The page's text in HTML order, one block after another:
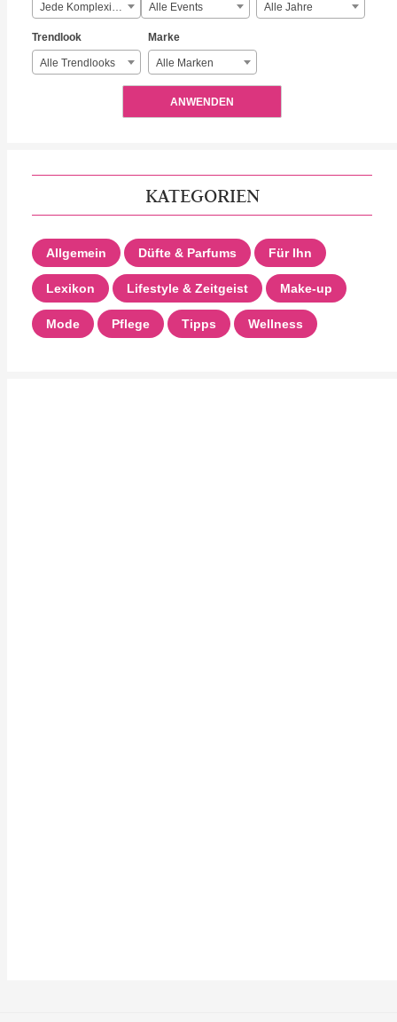
Jede Komplexität Alle Events Alle Jahre
Trendlook
Alle Trendlooks
Marke
Alle Marken
ANWENDEN
KATEGORIEN
Allgemein Düfte & Parfums Für Ihn
Lexikon Lifestyle & Zeitgeist Make-up
Mode Pflege Tipps Wellness